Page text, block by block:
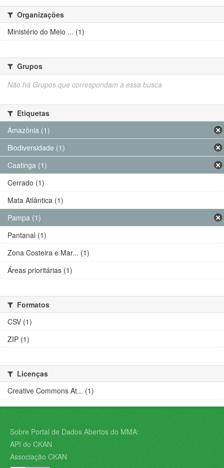
Organizações
Ministério do Meio ... (1)
Grupos
Não há Grupos que correspondam a essa busca
Etiquetas
Amazônia (1)
Biodiversidade (1)
Caatinga (1)
Cerrado (1)
Mata Atlântica (1)
Pampa (1)
Pantanal (1)
Zona Costeira e Mar... (1)
Áreas prioritárias (1)
Formatos
CSV (1)
ZIP (1)
Licenças
Creative Commons At... (1)
Sobre Portal de Dados Abertos do MMA:
API do CKAN
Associação CKAN